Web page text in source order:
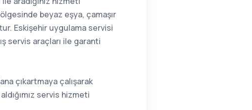
beyaz eşya, çamaşır
Eskişehir uygulama servisi
servis araçları ile garanti
çıkartmaya çalışarak
servis hizmeti